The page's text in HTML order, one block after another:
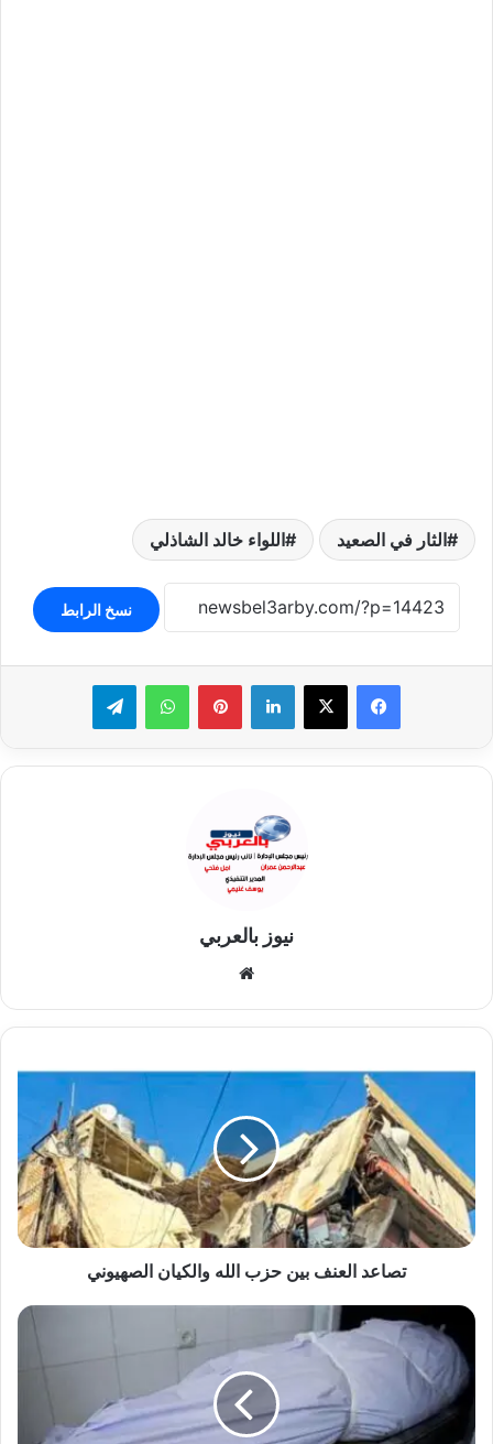
الثار في الصعيد اللواء خالد الشاذلي
نسخ الرابط
لينكدإن بينتيريستواتساب تيلقرام
نيوز بالعربي
والكيان
الصهيوني
تصاعد العنف بين حزب الله والكيان الصهيوني
ينهى
مسجل
خطر
حياة
طفلة
فى